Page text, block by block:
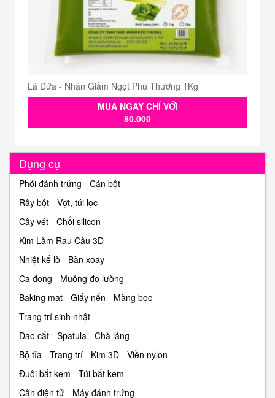
Lá Dứa - Nhân Giảm Ngọt Phú Thương 1Kg
MUA NGAY CHỈ VỚI
80.000
Dụng cụ
Phới đánh trứng - Cán bột
Rây bột - Vợt, túi lọc
Cây vét - Chổi silicon
Kim Làm Rau Câu 3D
Nhiệt kế lò - Bàn xoay
Ca đong - Muỗng đo lường
Baking mat - Giấy nến - Màng bọc
Trang trí sinh nhật
Dao cắt - Spatula - Chà láng
Bộ tỉa - Trang trí - Kim 3D - Viền nylon
Đuôi bắt kem - Túi bắt kem
Cân điện tử - Máy đánh trứng